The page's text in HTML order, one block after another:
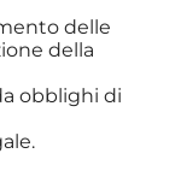
delle
della
obblighi di